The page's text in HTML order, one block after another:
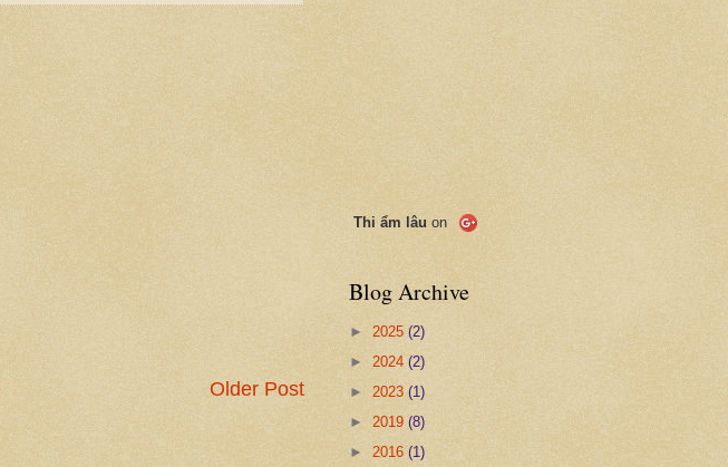
Older Post
Thi ẩm lâu on
Blog Archive
► 2025 (2)
► 2024 (2)
► 2023 (1)
► 2019 (8)
► 2016 (1)